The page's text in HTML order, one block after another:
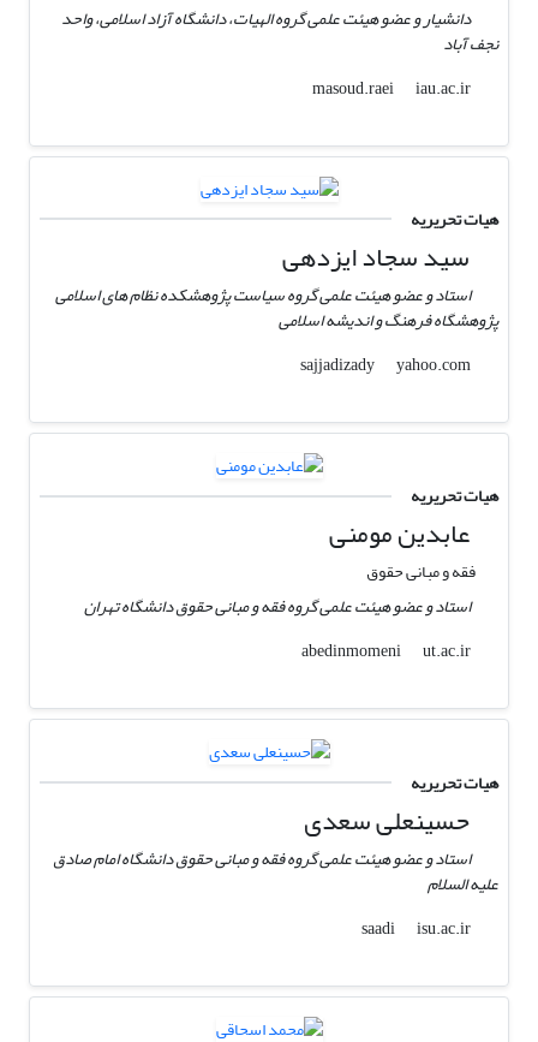
دانشیار و عضو هیئت علمی گروه الهیات، دانشگاه آزاد اسلامی، واحد
نجف آباد
masoud.raei
iau.ac.ir
هیات تحریریه
سید سجاد ایزدهی
استاد و عضو هیئت علمی گروه سیاست پژوهشکده نظام های اسلامی
پژوهشگاه فرهنگ و اندیشه اسلامی
sajjadizady
yahoo.com
هیات تحریریه
عابدین مومنی
فقه و مبانی حقوق
استاد و عضو هیئت علمی گروه فقه و مبانی حقوق دانشگاه تهران
abedinmomeni
ut.ac.ir
هیات تحریریه
حسینعلی سعدی
استاد و عضو هیئت علمی گروه فقه و مبانی حقوق دانشگاه امام صادق
علیه السلام
saadi
isu.ac.ir